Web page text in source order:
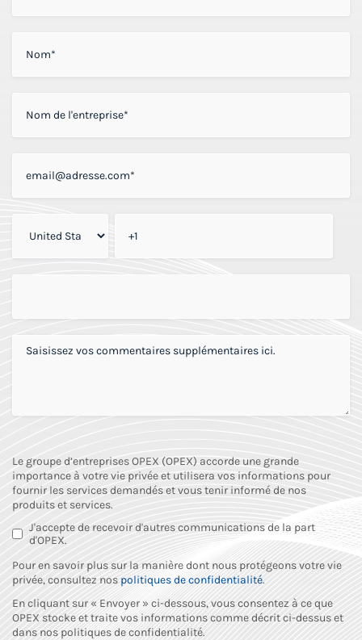
Le groupe d’entreprises OPEX (OPEX) accorde une grande
importance à votre vie privée et utilisera vos informations pour
fournir les services demandés et vous tenir informé de nos
produits et services.
J'accepte de recevoir d'autres communications de la part
d'OPEX.
Pour en savoir plus sur la manière dont nous protégeons votre vie
privée, consultez nos politiques de confidentialité.
En cliquant sur « Envoyer » ci-dessous, vous consentez à ce que
OPEX stocke et traite vos informations comme décrit ci-dessus et
dans nos politiques de confidentialité.